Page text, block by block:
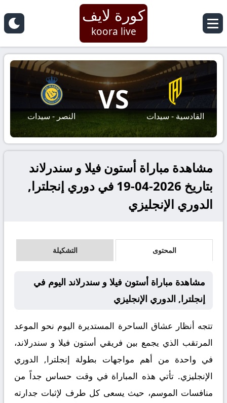
كورة لايف
koora live
القادسية - سيدات
VS
النصر - سيدات
مشاهدة مباراة أستون فيلا و سندرلاند
بتاريخ 2026-04-19 في دوري إنجلترا,
الدوري الإنجليزي
المحتوى التشكيلة
مشاهدة مباراة أستون فيلا و سندرلاند اليوم في
إنجلترا, الدوري الإنجليزي
تتجه أنظار عشاق الساحرة المستديرة اليوم نحو الموعد
المرتقب الذي يجمع بين فريقي أستون فيلا و سندرلاند،
في واحدة من أهم مواجهات بطولة إنجلترا, الدوري
الإنجليزي. تأتي هذه المباراة في وقت حساس جداً من
منافسات الموسم، حيث يسعى كل طرف لإثبات جدارته